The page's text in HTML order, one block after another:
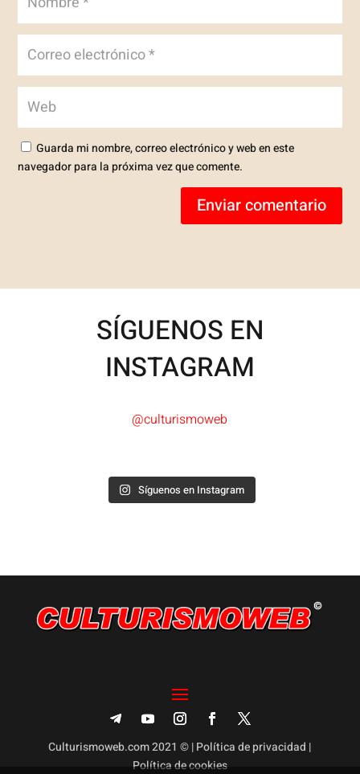
Guarda mi nombre, correo electrónico y web en este
navegador para la próxima vez que comente.
Enviar comentario
SÍGUENOS EN
INSTAGRAM
@culturismoweb
Síguenos en Instagram
Culturismoweb.com 2021 © |Política de privacidad |
Política de cookies